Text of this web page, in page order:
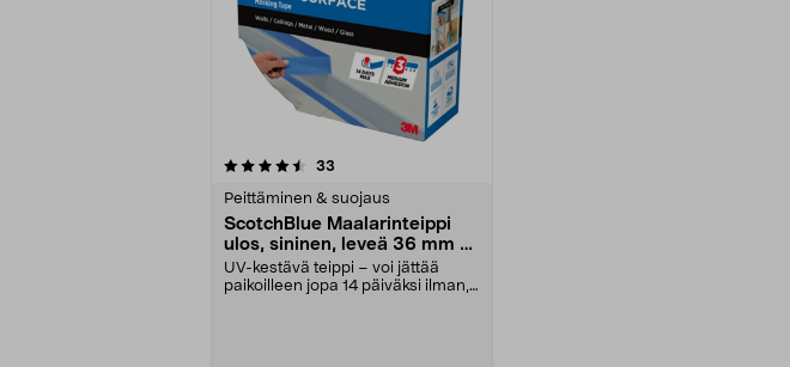
33
Peittäminen & suojaus
ScotchBlue Maalarinteippi
ulos, sininen, leveä 36 mm x
41 m
UV-kestävä teippi – voi jättää
paikoilleen jopa 14 päiväksi ilman,